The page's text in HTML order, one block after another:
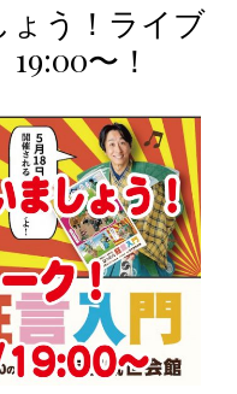
ょう！ライブ
〜！